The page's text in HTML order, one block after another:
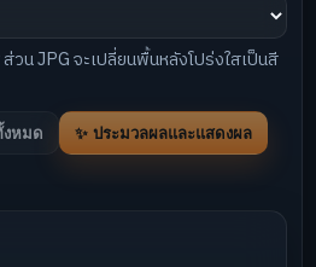
วน JPG จะเปลี่ยนพื้นหลังโปร่งใสเป็นสี
หมด ✨ ประมวลผลและแสดงผล